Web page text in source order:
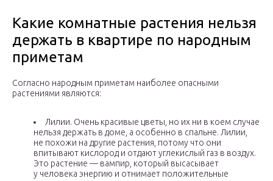
Какие комнатные растения нельзя
держать в квартире по народным
приметам
Согласно народным приметам наиболее опасными
растениями являются:
Лилии. Очень красивые цветы, но их ни в коем случае
нельзя держать в доме, а особенно в спальне. Лилии,
не похожи на другие растения, потому что они
впитывают кислород и отдают углекислый газ в воздух.
Это растение — вампир, который высасывает
у человека энергию и отнимает положительные